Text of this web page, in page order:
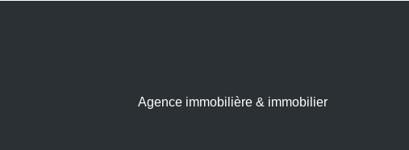
Agence immobilière & immobilier